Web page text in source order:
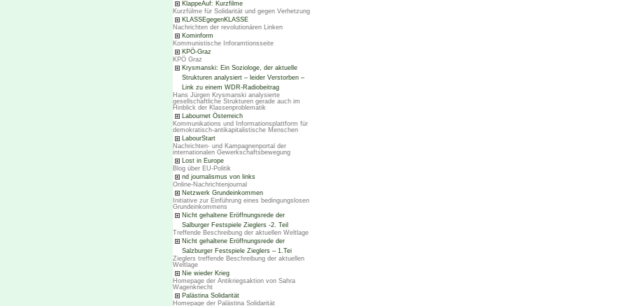
KlappeAuf: Kurzfilme
Kurzfülme für Solidarität und gegen Verhetzung
KLASSEgegenKLASSE
Nachrichten der revolutionären Linken
Kominform
Kommunistische Inforamtionsseite
KPÖ-Graz
KPÖ Graz
Krysmanski: Ein Soziologe, der aktuelle
Strukturen analysiert – leider Verstorben –
Link zu einem WDR-Radiobeitrag
Hans Jürgen Krysmanski analysierte
gesellschaftliche Strukturen gerade auch im
Hinblick der Klassenproblematik
Labournet Österreich
Kommunikations und Informationsplattform für
demokratisch-antikapitalistische Menschen
LabourStart
Nachrichten- und Kampagnenportal der
internationalen Gewerkschaftsbewegung
Lost in Europe
Blog über EU-Politik
nd journalismus von links
Online-Nachrichtenjournal
Netzwerk Grundeinkommen
Initiative zur Einführung eines bedingungslosen
Grundeinkommens
Nicht gehaltene Eröffnungsrede der
Salburger Festspiele Zieglers -2. Teil
Treffende Beschreibung der aktuellen Weltlage
Nicht gehaltene Eröffnungsrede der
Salzburger Festspiele Zieglers – 1.Tei
Zieglers treffende Beschreibung der aktuellen
Weltlage
Nie wieder Krieg
Homepage der Antikriegsaktion von Sahra
Wagenknecht
Palästina Solidarität
Homepage der Palästina Solidarität